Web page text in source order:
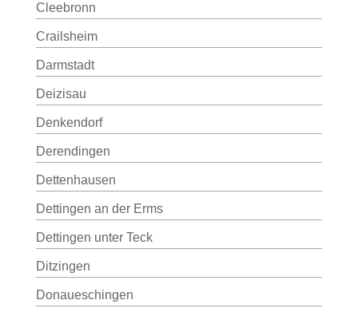
Cleebronn
Crailsheim
Darmstadt
Deizisau
Denkendorf
Derendingen
Dettenhausen
Dettingen an der Erms
Dettingen unter Teck
Ditzingen
Donaueschingen